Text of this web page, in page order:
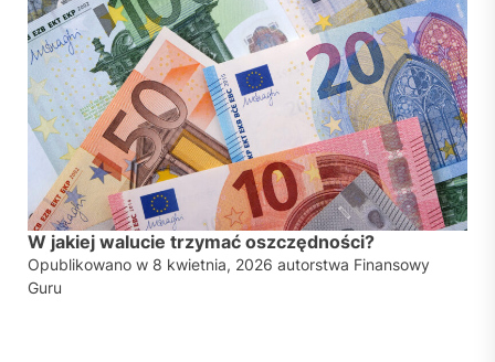
W jakiej walucie trzymać oszczędności?
Opublikowano w 8 kwietnia, 2026 autorstwa Finansowy
Guru